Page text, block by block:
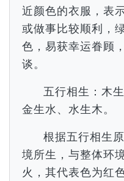
近颜色的衣服，表
或做事比较顺利，
色，易获幸运眷顾
谈。
五行相生：木
金生水、水生木。
根据五行相生
境所生，与整体环
火，其代表色为红